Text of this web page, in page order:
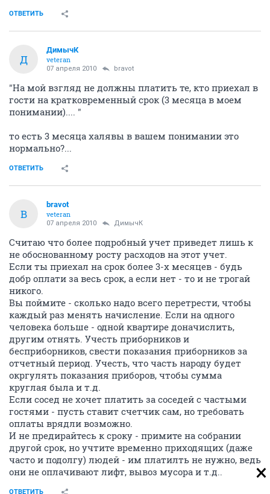
ОТВЕТИТЬ
Д
ДимычК
veteran
07 апреля 2010 bravot
"На мой взгляд не должны платить те, кто приехал в
гости на кратковременный срок (3 месяца в моем
понимании).... "
то есть 3 месяца халявы в вашем понимании это
нормально?...
ОТВЕТИТЬ
B
bravot
veteran
07 апреля 2010 ДимычК
Считаю что более подробный учет приведет лишь к
не обоснованному росту расходов на этот учет.
Если ты приехал на срок более 3-х месяцев - будь
добр оплати за весь срок, а если нет - то и не трогай
никого.
Вы поймите - сколько надо всего перетрести, чтобы
каждый раз менять начисление. Если на одного
человека больше - одной квартире доначислить,
другим отнять. Учесть приборников и
бесприборников, свести показания приборников за
отчетный период. Учесть, что часть народу будет
окргулять показания приборов, чтобы сумма
круглая была и т.д.
Если сосед не хочет платить за соседей с частыми
гостями - пусть ставит счетчик сам, но требовать
оплаты врядли возможно.
И не предирайтесь к сроку - примите на собрании
другой срок, но учтите временно приходящих (даже
часто и подолгу) людей - им платилть не нужно, ведь
они не оплачивают лифт, вывоз мусора и т.д..
ОТВЕТИТЬ